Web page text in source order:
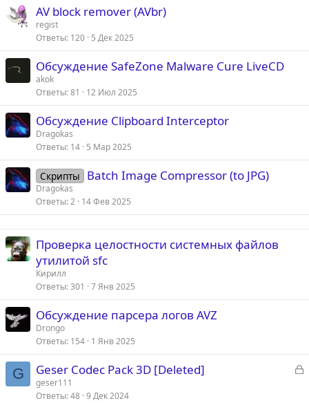
AV block remover (AVbr)
regist
Ответы 120 5 Дек 2025
Обсуждение SafeZone Malware Cure LiveCD
akok
Ответы 81 12 Июл 2025
Обсуждение Clipboard Interceptor
Dragokas
Ответы 14 5 Мар 2025
Скрипты Batch Image Compressor (to JPG)
Dragokas
Ответы 2 14 Фев 2025
Проверка целостности системных файлов
утилитой sfc
Кирилл
Ответы 301 7 Янв 2025
Обсуждение парсера логов AVZ
Drongo
Ответы 154 1 Янв 2025
G
З
Geser Codec Pack 3D [Deleted]
geser111
Ответы 48 9 Дек 2024